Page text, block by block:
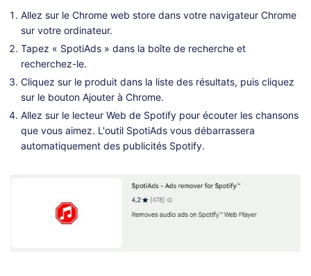
Allez sur le Chrome web store dans votre navigateur Chrome
sur votre ordinateur.
Tapez « SpotiAds » dans la boîte de recherche et
recherchez-le.
Cliquez sur le produit dans la liste des résultats, puis cliquez
sur le bouton Ajouter à Chrome.
Allez sur le lecteur Web de Spotify pour écouter les chansons
que vous aimez. L'outil SpotiAds vous débarrassera
automatiquement des publicités Spotify.